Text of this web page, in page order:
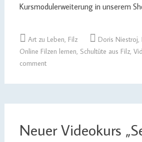
Kursmodulerweiterung in unserem
Art zu Leben, Filz Doris Niestroj,
Online Filzen lernen, Schultüte aus Filz,
comment
Neuer Videokurs